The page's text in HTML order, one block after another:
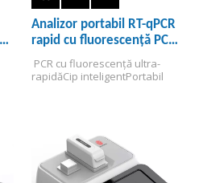
Analizor portabil RT-qPCR
rapid cu fluorescență PCR
în timp real
PCR cu fluorescență ultra-
rapidăCip inteligentPortabil